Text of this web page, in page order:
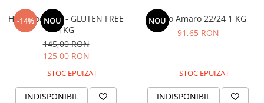
-14% NOU
Hot Chocolate - GLUTEN FREE
1KG
145,00 RON
125,00 RON
STOC EPUIZAT
INDISPONIBIL
NOU
Cacao Amaro 22/24 1 KG
91,65 RON
STOC EPUIZAT
INDISPONIBIL